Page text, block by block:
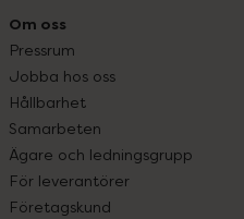
Om oss
Pressrum
Jobba hos oss
Hållbarhet
Samarbeten
Ägare och ledningsgrupp
För leverantörer
Företagskund